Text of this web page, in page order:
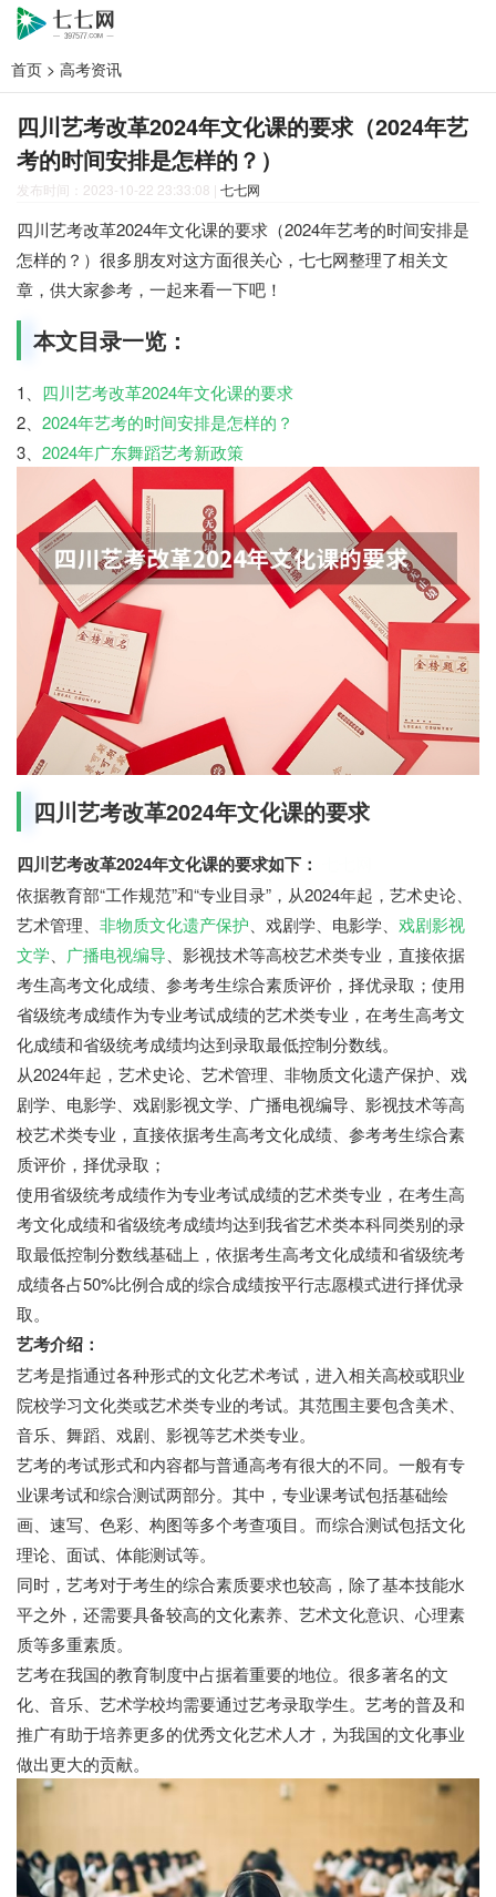
首页 > 高考资讯
四川艺考改革2024年文化课的要求（2024年艺
考的时间安排是怎样的？）
发布时间：2023-10-22 23:33:08 | 七七网
四川艺考改革2024年文化课的要求（2024年艺考的时间安排是
怎样的？）很多朋友对这方面很关心，七七网整理了相关文
章，供大家参考，一起来看一下吧！
本文目录一览：
1、 四川艺考改革2024年文化课的要求
2、 2024年艺考的时间安排是怎样的？
3、 2024年广东舞蹈艺考新政策
四川艺考改革2024年文化课的要求
四川艺考改革2024年文化课的要求如下：
依据教育部“工作规范”和“专业目录”，从2024年起，艺术史论、
艺术管理、 非物质文化遗产保护、戏剧学、电影学、 戏剧影视
文学、 广播电视编导、影视技术等高校艺术类专业，直接依据
考生高考文化成绩、参考考生综合素质评价，择优录取；使用
省级统考成绩作为专业考试成绩的艺术类专业，在考生高考文
化成绩和省级统考成绩均达到录取最低控制分数线。
从2024年起，艺术史论、艺术管理、非物质文化遗产保护、戏
剧学、电影学、戏剧影视文学、广播电视编导、影视技术等高
校艺术类专业，直接依据考生高考文化成绩、参考考生综合素
质评价，择优录取；
使用省级统考成绩作为专业考试成绩的艺术类专业，在考生高
考文化成绩和省级统考成绩均达到我省艺术类本科同类别的录
取最低控制分数线基础上，依据考生高考文化成绩和省级统考
成绩各占50%比例合成的综合成绩按平行志愿模式进行择优录
取。
艺考介绍：
艺考是指通过各种形式的文化艺术考试，进入相关高校或职业
院校学习文化类或艺术类专业的考试。其范围主要包含美术、
音乐、舞蹈、戏剧、影视等艺术类专业。
艺考的考试形式和内容都与普通高考有很大的不同。一般有专
业课考试和综合测试两部分。其中，专业课考试包括基础绘
画、速写、色彩、构图等多个考查项目。而综合测试包括文化
理论、面试、体能测试等。
同时，艺考对于考生的综合素质要求也较高，除了基本技能水
平之外，还需要具备较高的文化素养、艺术文化意识、心理素
质等多重素质。
艺考在我国的教育制度中占据着重要的地位。很多著名的文
化、音乐、艺术学校均需要通过艺考录取学生。艺考的普及和
推广有助于培养更多的优秀文化艺术人才，为我国的文化事业
做出更大的贡献。